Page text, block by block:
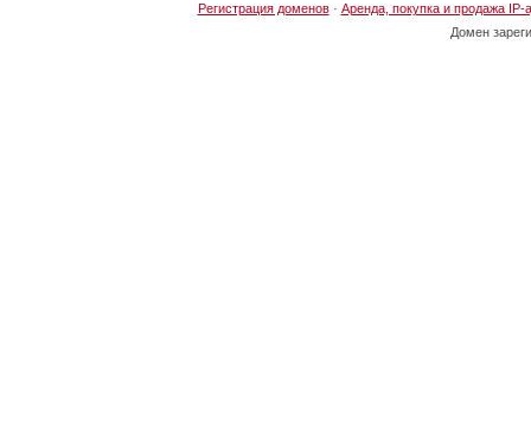
Регистрация доменов· Аренда, покупка и продажа IP-
Домен